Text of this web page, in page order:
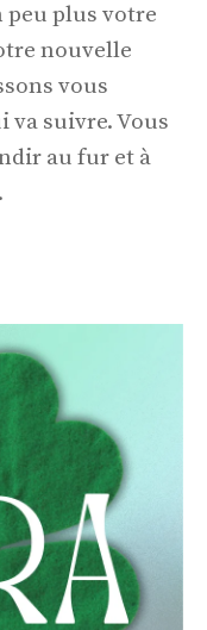
peu plus votre
nouvelle
vous
va suivre. Vous
au fur et à